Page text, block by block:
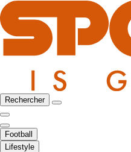
Rechercher
Football
Lifestyle